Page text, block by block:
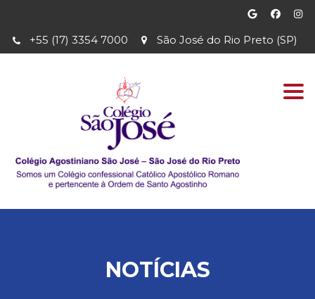
São José do Rio Preto (SP)
+55 (17) 3354 7000
NOTÍCIAS